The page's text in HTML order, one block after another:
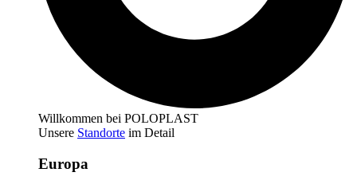
Willkommen bei POLOPLAST
Unsere Standorte im Detail
Europa